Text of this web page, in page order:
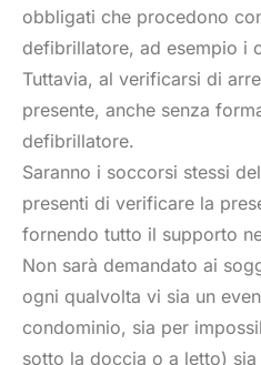
obbligati che procedono
defibrillatore, ad esempio i
Tuttavia, al verificarsi di
presente, anche senza
defibrillatore.
Saranno i soccorsi stessi
presenti di verificare la
fornendo tutto il supporto
Non sarà demandato ai
ogni qualvolta vi sia un
condominio, sia per
sotto la doccia o a letto)